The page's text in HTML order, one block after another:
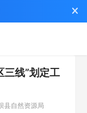
三线”划定工
县自然资源局